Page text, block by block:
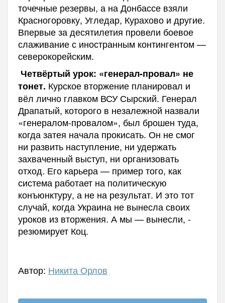
точечные резервы, а на Донбассе взяли
Красногоровку, Угледар, Курахово и другие.
Впервые за десятилетия провели боевое
слаживание с иностранным контингентом —
северокорейским.
Четвёртый урок: «генерал-провал» не
тонет. Курское вторжение планировал и
вёл лично главком ВСУ Сырский. Генерал
Драпатый, которого в незалежной назвали
«генералом-провалом», был брошен туда,
когда затея начала прокисать. Он не смог
ни развить наступление, ни удержать
захваченный выступ, ни организовать
отход. Его карьера — пример того, как
система работает на политическую
конъюнктуру, а не на результат. И это тот
случай, когда Украина не вынесла своих
уроков из вторжения. А мы — вынесли, -
резюмирует Коц.
Автор: Никита Орлов